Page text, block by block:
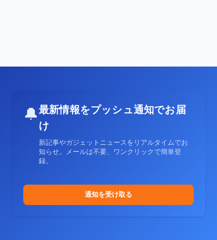
🔔最新情報をプッシュ通知でお届
け
新記事やガジェットニュースをリアルタイムでお
知らせ。メールは不要、ワンクリックで簡単登
録。
通知を受け取る